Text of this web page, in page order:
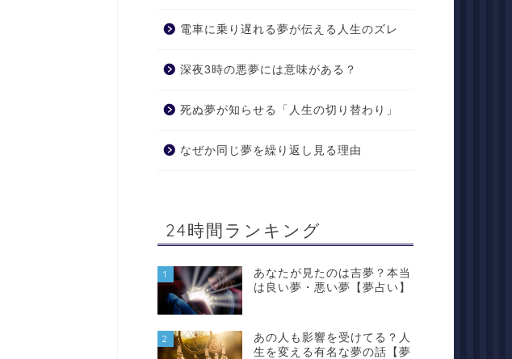
電車に乗り遅れる夢が伝える人生のズレ
深夜3時の悪夢には意味がある？
死ぬ夢が知らせる「人生の切り替わり」
なぜか同じ夢を繰り返し見る理由
24時間ランキング
1
あなたが見たのは吉夢？本当
は良い夢・悪い夢【夢占い】
2
あの人も影響を受けてる？人
生を変える有名な夢の話【夢